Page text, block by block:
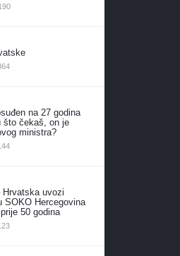
komentara
komentara
na 27 godina
što čekaš, on je
ministra?
komentara
Hrvatska uvozi
SOKO Hercegovina
50 godina
komentara